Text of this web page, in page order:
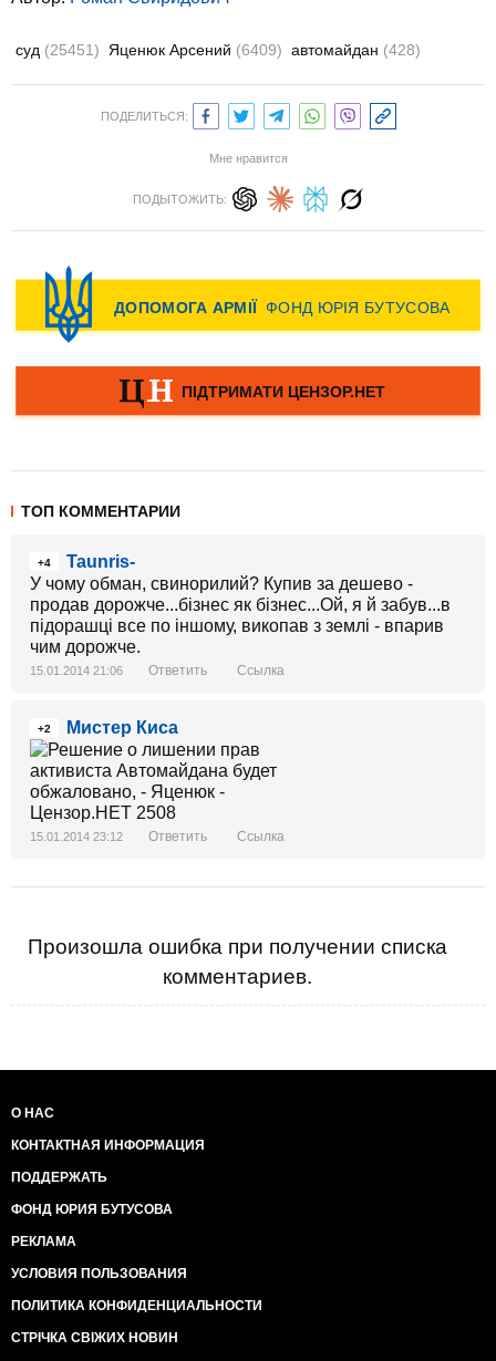
суд (25451) Яценюк Арсений (6409) автомайдан (428)
ПОДЕЛИТЬСЯ:
Мне нравится
ПОДЫТОЖИТЬ:
ТОП КОММЕНТАРИИ
+4
Taunris-
У чому обман, свинорилий? Купив за дешево -
продав дорожче...бізнес як бізнес...Ой, я й забув...в
підорашці все по іншому, викопав з землі - впарив
чим дорожче.
15.01.2014 21:06 Ответить Ссылка
+2 Мистер Киса
15.01.2014 23:12 Ответить Ссылка
Произошла ошибка при получении списка
комментариев.
О НАС
КОНТАКТНАЯ ИНФОРМАЦИЯ
ПОДДЕРЖАТЬ
ФОНД ЮРИЯ БУТУСОВА
РЕКЛАМА
УСЛОВИЯ ПОЛЬЗОВАНИЯ
ПОЛИТИКА КОНФИДЕНЦИАЛЬНОСТИ
СТРІЧКА СВІЖИХ НОВИН